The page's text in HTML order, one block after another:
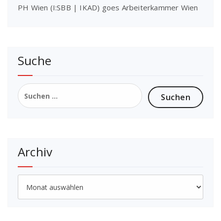
PH Wien (I:SBB | IKAD) goes Arbeiterkammer Wien
Suche
Suchen
nach:
Archiv